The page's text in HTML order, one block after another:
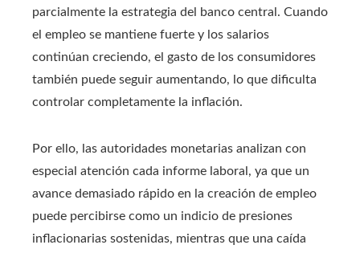
parcialmente la estrategia del banco central. Cuando
el empleo se mantiene fuerte y los salarios
continúan creciendo, el gasto de los consumidores
también puede seguir aumentando, lo que dificulta
controlar completamente la inflación.
Por ello, las autoridades monetarias analizan con
especial atención cada informe laboral, ya que un
avance demasiado rápido en la creación de empleo
puede percibirse como un indicio de presiones
inflacionarias sostenidas, mientras que una caída